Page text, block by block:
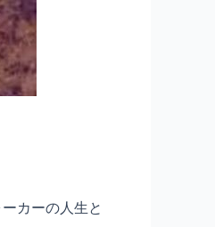
カーの人生と